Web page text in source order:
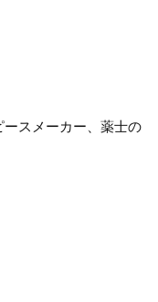
ースメーカー、薬士の